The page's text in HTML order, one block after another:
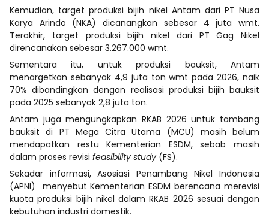
Kemudian, target produksi bijih nikel Antam dari PT Nusa
Karya Arindo (NKA) dicanangkan sebesar 4 juta wmt.
Terakhir, target produksi bijih nikel dari PT Gag Nikel
direncanakan sebesar 3.267.000 wmt.
Sementara itu, untuk produksi bauksit, Antam
menargetkan sebanyak 4,9 juta ton wmt pada 2026, naik
70% dibandingkan dengan realisasi produksi bijih bauksit
pada 2025 sebanyak 2,8 juta ton.
Antam juga mengungkapkan RKAB 2026 untuk tambang
bauksit di PT Mega Citra Utama (MCU) masih belum
mendapatkan restu Kementerian ESDM, sebab masih
dalam proses revisi feasibility study (FS).
Sekadar informasi, Asosiasi Penambang Nikel Indonesia
(APNI) menyebut Kementerian ESDM berencana merevisi
kuota produksi bijih nikel dalam RKAB 2026 sesuai dengan
kebutuhan industri domestik.